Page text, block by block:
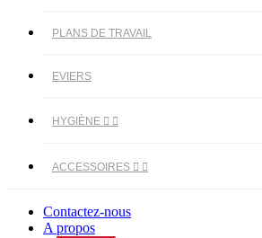
PLANS DE TRAVAIL
EVIERS
HYGIÈNE  
ACCESSOIRES  
Contactez-nous
A propos